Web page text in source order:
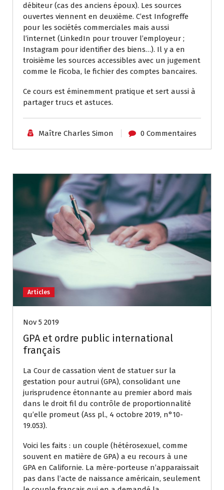
débiteur (cas des anciens époux). Les sources
ouvertes viennent en deuxième. C’est Infogreffe
pour les sociétés commerciales mais aussi
l’internet (LinkedIn pour trouver l’employeur ;
Instagram pour identifier des biens…). Il y a en
troisième les sources accessibles avec un jugement
comme le Ficoba, le fichier des comptes bancaires.
Ce cours est éminemment pratique et sert aussi à
partager trucs et astuces.
Maître Charles Simon 0 Commentaires
Articles
Nov 5 2019
GPA et ordre public international
français
La Cour de cassation vient de statuer sur la
gestation pour autrui (GPA), consolidant une
jurisprudence étonnante au premier abord mais
dans le droit fil du contrôle de proportionnalité
qu’elle promeut (Ass pl., 4 octobre 2019, n°10-
19.053).
Voici les faits : un couple (hétérosexuel, comme
souvent en matière de GPA) a eu recours à une
GPA en Californie. La mère-porteuse n’apparaissait
pas dans l’acte de naissance américain, seulement